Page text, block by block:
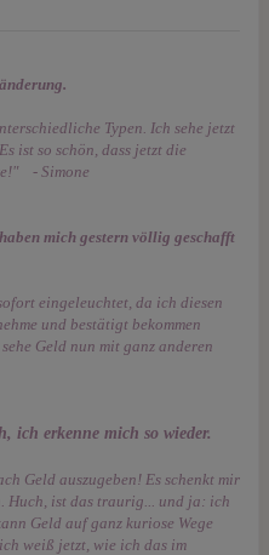
Typen. Ich sehe jetzt
ist so schön, dass jetzt die
- Simone
mich gestern völlig geschafft
eingeleuchtet, da ich diesen
und bestätigt bekommen
Geld nun mit ganz anderen
ich erkenne mich so wieder.
Geld auszugeben! Es schenkt mir
Huch, ist das traurig... und ja: ich
Geld auf ganz kuriose Wege
weiß jetzt, wie ich das im